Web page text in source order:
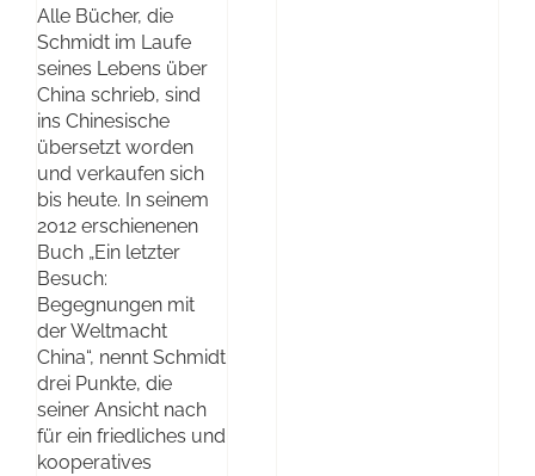
Alle Bücher, die
Schmidt im Laufe
seines Lebens über
China schrieb, sind
ins Chinesische
übersetzt worden
und verkaufen sich
bis heute. In seinem
2012 erschienenen
Buch „Ein letzter
Besuch:
Begegnungen mit
der Weltmacht
China“, nennt Schmidt
drei Punkte, die
seiner Ansicht nach
für ein friedliches und
kooperatives